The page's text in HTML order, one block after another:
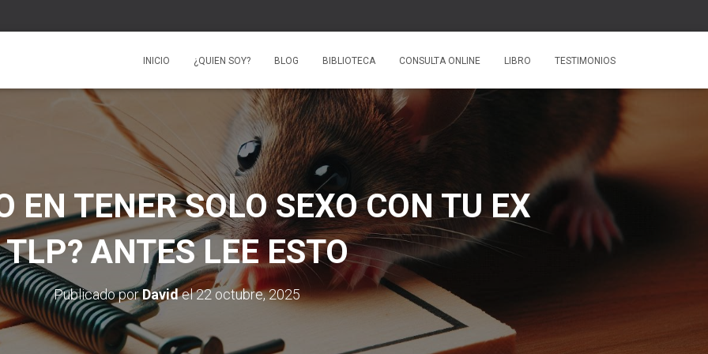
INICIO ¿QUIEN SOY? BLOG BIBLIOTECA CONSULTA ONLINE LIBRO TESTIMONIOS
EN TENER SOLO SEXO CON TU EX
TLP? ANTES LEE ESTO
Publicado porDavidel22 octubre, 2025